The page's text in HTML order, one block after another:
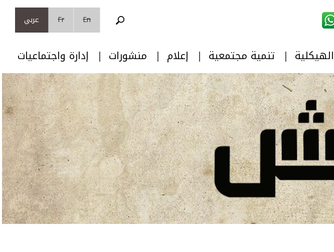
En
Fr عربي
الهيكلية تنمية مجتمعية إعلام منشورات إدارة واجتماعيات